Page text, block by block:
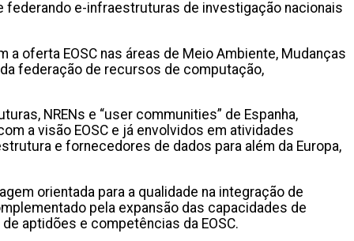
federando e-infraestruturas de investigação nacionais
oferta EOSC nas áreas de Meio Ambiente, Mudanças
federação de recursos de computação,
NRENs e “user communities” de Espanha,
a visão EOSC e já envolvidos em atividades
e fornecedores de dados para além da Europa,
orientada para a qualidade na integração de
pela expansão das capacidades de
aptidões e competências da EOSC.